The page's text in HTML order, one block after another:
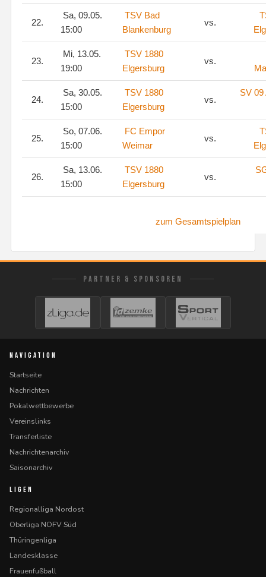
22.
Sa, 09.05.
15:00
TSV Bad
Blankenburg
vs.
23.
Mi, 13.05.
19:00
TSV 1880
Elgersburg
vs.
24.
Sa, 30.05.
15:00
TSV 1880
Elgersburg
vs.
SV 09
25.
So, 07.06.
15:00
FC Empor
Weimar
vs.
26.
Sa, 13.06.
15:00
TSV 1880
Elgersburg
vs.
zum Gesamtspielplan
PARTNER & SPONSOREN
NAVIGATION
Startseite
Nachrichten
Pokalwettbewerbe
Vereinslinks
Transferliste
Nachrichtenarchiv
Saisonarchiv
LIGEN
Regionalliga Nordost
Oberliga NOFV Süd
Thüringenliga
Landesklasse
Frauenfußball